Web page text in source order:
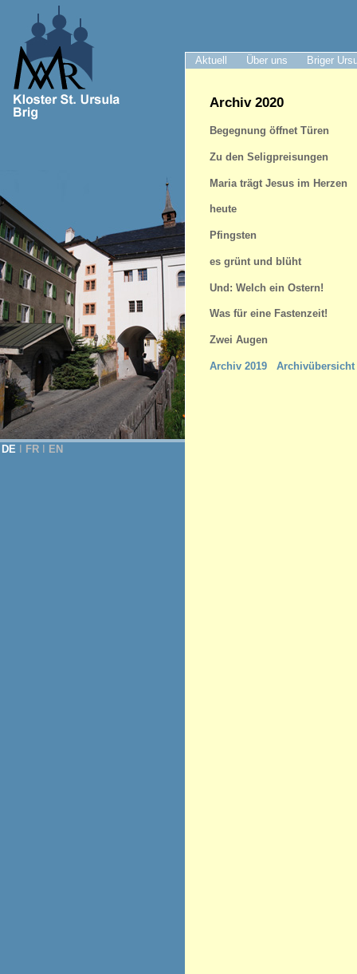
Aktuell Über uns Briger
DE FR EN
Archiv 2020
Begegnung öffnet Türen
Zu den Seligpreisungen
Maria trägt Jesus im Herzen
heute
Pfingsten
es grünt und blüht
Und: Welch ein Ostern!
Was für eine Fastenzeit!
Zwei Augen
Archiv 2019 Archivübersicht